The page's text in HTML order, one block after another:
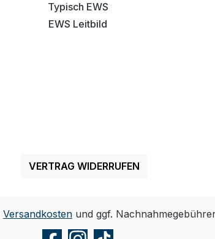
Typisch EWS
EWS Leitbild
VERTRAG WIDERRUFEN
Versandkosten und ggf.